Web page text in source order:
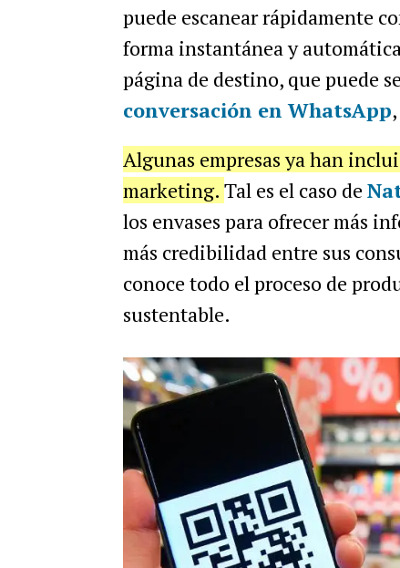
puede escanear rápidamente
forma instantánea y
página de destino, que puede
conversación en WhatsApp
Algunas empresas ya han
marketing. Tal es el caso de
los envases para ofrecer más
más credibilidad entre sus
conoce todo el proceso de
sustentable.